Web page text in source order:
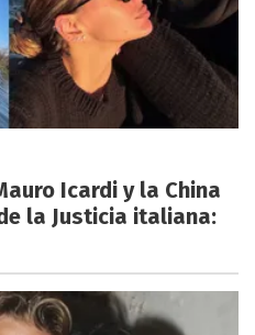
Icardi y la China
la Justicia italiana: